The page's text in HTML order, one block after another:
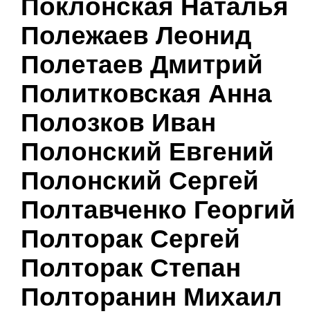
Поклонская Наталья
Полежаев Леонид
Полетаев Дмитрий
Политковская Анна
Полозков Иван
Полонский Евгений
Полонский Сергей
Полтавченко Георгий
Полторак Сергей
Полторак Степан
Полторанин Михаил